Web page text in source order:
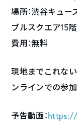
場所：渋谷キュ
ブルスクエア15
費用：無料
現地までこれな
ンラインでの参
予告動画：